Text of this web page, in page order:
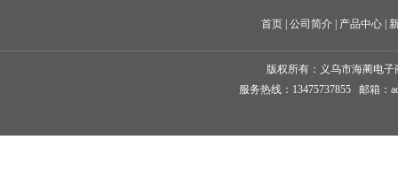
首页 公司简介 产品中心
版权所有： 义乌市海蔺电子
服务热线：13475737855 邮箱：